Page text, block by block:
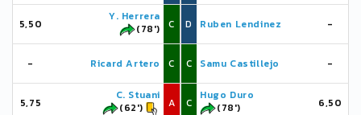
5,50
Y. Herrera
(78')
C
- Ricard Artero C
5,75
C. Stuani
(62')
A
D Ruben Lendinez -
C Samu Castillejo -
C
Hugo Duro
(78')
6,50